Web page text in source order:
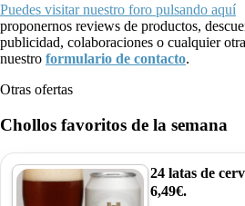
Puedes visitar nuestro foro pulsando aquí
proponernos reviews de productos,
publicidad, colaboraciones o cualquier
nuestro formulario de contacto.
Otras ofertas
Chollos favoritos de la semana
24 latas de
6,49€.